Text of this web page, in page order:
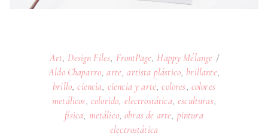
Art Design Files FrontPage Happy Mélange
Aldo Chaparro ,arte ,artista plástico brillante
brillo ,ciencia ciencia y arte ,colores colores
metálicos colorido electrostática ,esculturas,
física metálico,obras de arte pintura
electrostática